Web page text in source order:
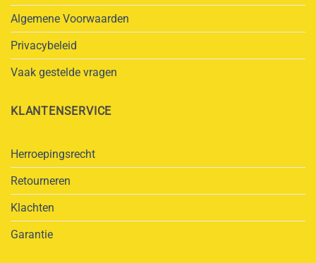
Algemene Voorwaarden
Privacybeleid
Vaak gestelde vragen
KLANTENSERVICE
Herroepingsrecht
Retourneren
Klachten
Garantie